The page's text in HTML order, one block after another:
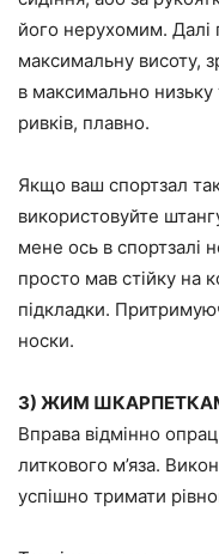
його нерухомим. Далі
максимальну висоту,
в максимально
ривків, плавно.
Якщо ваш спортзал
використовуйте
мене ось в спортзалі
просто мав стійку на
підкладки.
носки.
3) ЖИМ
Вправа відмінно
литкового м’яза.
успішно тримати